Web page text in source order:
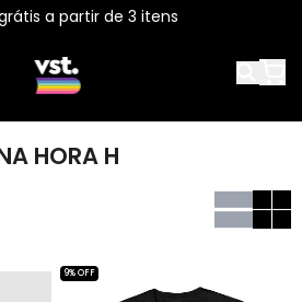
a partir de 3 itens
HORA H
9% OFF